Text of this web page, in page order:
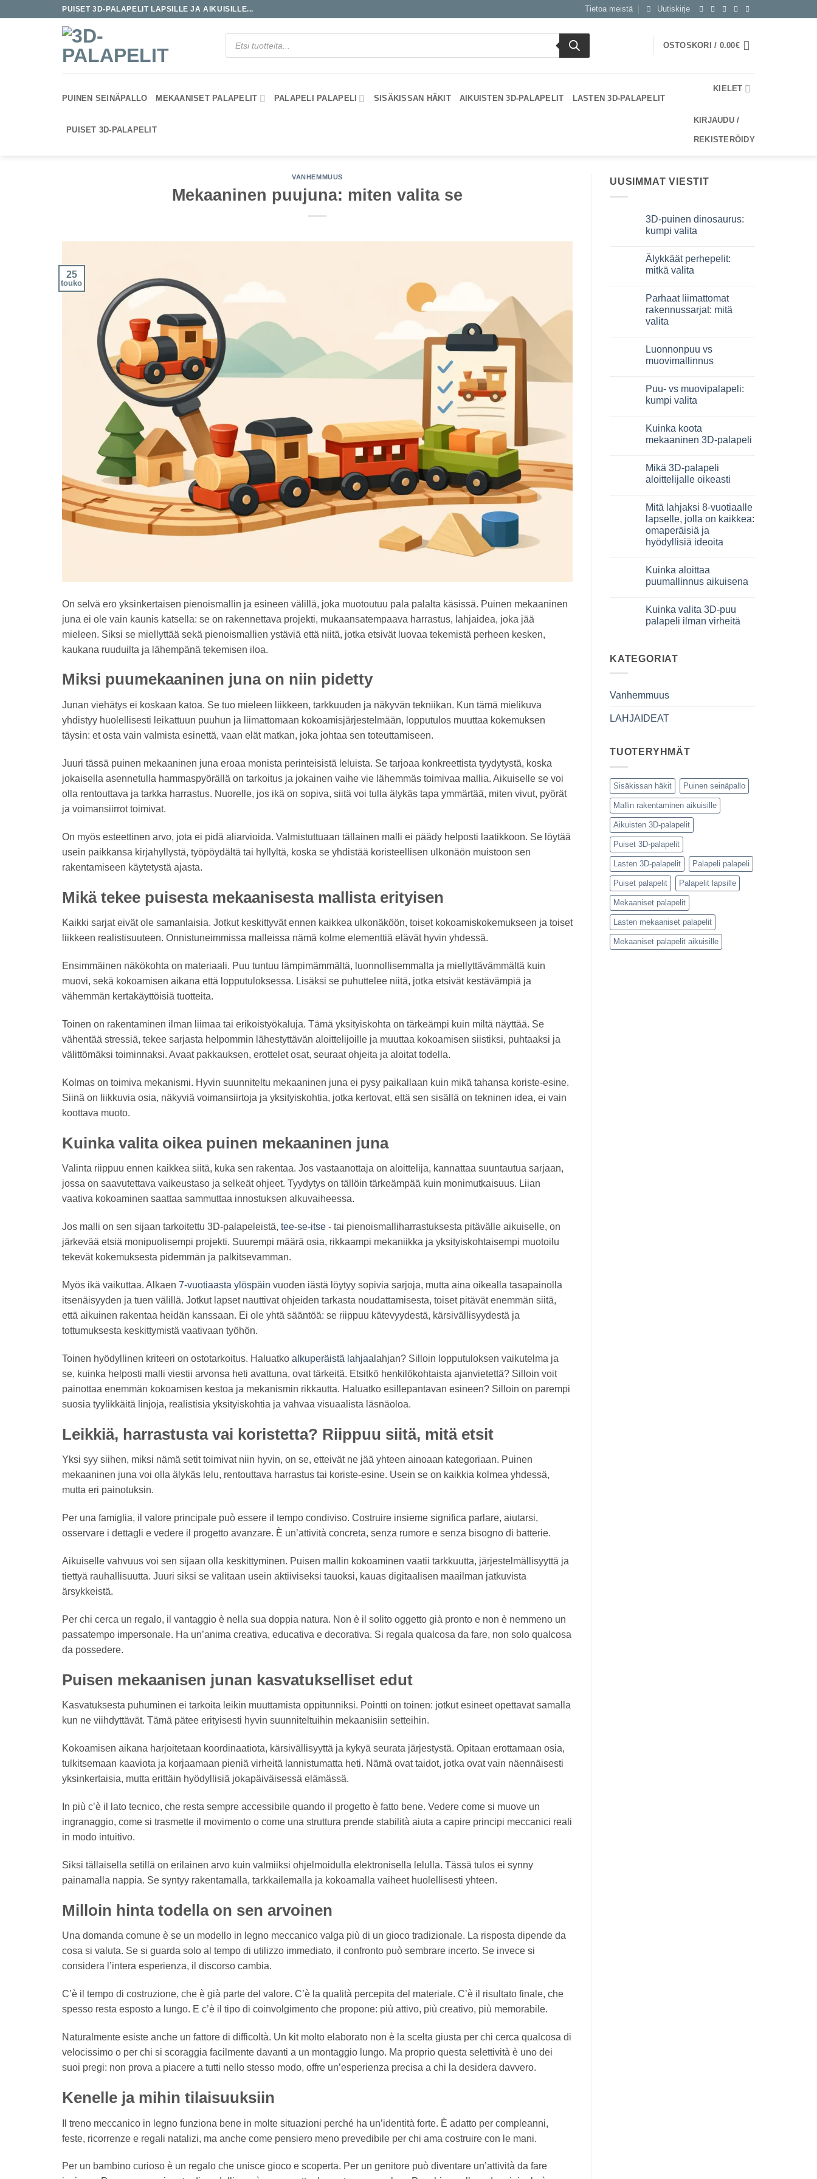
PUISET 3D-PALAPELIT LAPSILLE JA AIKUISILLE... Tietoa meistä Uutiskirje
Products
search
OSTOSKORI / 0.00€
PUINEN SEINÄPALLO MEKAANISET PALAPELIT PALAPELI PALAPELI SISÄKISSAN HÄKIT AIKUISTEN 3D-PALAPELIT LASTEN 3D-PALAPELIT
PUISET 3D-PALAPELIT
KIELET
KIRJAUDU /
REKISTERÖIDY
VANHEMMUUS
Mekaaninen puujuna: miten valita se
25
touko
On selvä ero yksinkertaisen pienoismallin ja esineen välillä, joka muotoutuu pala palalta käsissä. Puinen mekaaninen
juna ei ole vain kaunis katsella: se on rakennettava projekti, mukaansatempaava harrastus, lahjaidea, joka jää
mieleen. Siksi se miellyttää sekä pienoismallien ystäviä että niitä, jotka etsivät luovaa tekemistä perheen kesken,
kaukana ruuduilta ja lähempänä tekemisen iloa.
Miksi puumekaaninen juna on niin pidetty
Junan viehätys ei koskaan katoa. Se tuo mieleen liikkeen, tarkkuuden ja näkyvän tekniikan. Kun tämä mielikuva
yhdistyy huolellisesti leikattuun puuhun ja liimattomaan kokoamisjärjestelmään, lopputulos muuttaa kokemuksen
täysin: et osta vain valmista esinettä, vaan elät matkan, joka johtaa sen toteuttamiseen.
Juuri tässä puinen mekaaninen juna eroaa monista perinteisistä leluista. Se tarjoaa konkreettista tyydytystä, koska
jokaisella asennetulla hammaspyörällä on tarkoitus ja jokainen vaihe vie lähemmäs toimivaa mallia. Aikuiselle se voi
olla rentouttava ja tarkka harrastus. Nuorelle, jos ikä on sopiva, siitä voi tulla älykäs tapa ymmärtää, miten vivut, pyörät
ja voimansiirrot toimivat.
On myös esteettinen arvo, jota ei pidä aliarvioida. Valmistuttuaan tällainen malli ei päädy helposti laatikkoon. Se löytää
usein paikkansa kirjahyllystä, työpöydältä tai hyllyltä, koska se yhdistää koristeellisen ulkonäön muistoon sen
rakentamiseen käytetystä ajasta.
Mikä tekee puisesta mekaanisesta mallista erityisen
Kaikki sarjat eivät ole samanlaisia. Jotkut keskittyvät ennen kaikkea ulkonäköön, toiset kokoamiskokemukseen ja toiset
liikkeen realistisuuteen. Onnistuneimmissa malleissa nämä kolme elementtiä elävät hyvin yhdessä.
Ensimmäinen näkökohta on materiaali. Puu tuntuu lämpimämmältä, luonnollisemmalta ja miellyttävämmältä kuin
muovi, sekä kokoamisen aikana että lopputuloksessa. Lisäksi se puhuttelee niitä, jotka etsivät kestävämpiä ja
vähemmän kertakäyttöisiä tuotteita.
Toinen on rakentaminen ilman liimaa tai erikoistyökaluja. Tämä yksityiskohta on tärkeämpi kuin miltä näyttää. Se
vähentää stressiä, tekee sarjasta helpommin lähestyttävän aloittelijoille ja muuttaa kokoamisen siistiksi, puhtaaksi ja
välittömäksi toiminnaksi. Avaat pakkauksen, erottelet osat, seuraat ohjeita ja aloitat todella.
Kolmas on toimiva mekanismi. Hyvin suunniteltu mekaaninen juna ei pysy paikallaan kuin mikä tahansa koriste-esine.
Siinä on liikkuvia osia, näkyviä voimansiirtoja ja yksityiskohtia, jotka kertovat, että sen sisällä on tekninen idea, ei vain
koottava muoto.
Kuinka valita oikea puinen mekaaninen juna
Valinta riippuu ennen kaikkea siitä, kuka sen rakentaa. Jos vastaanottaja on aloittelija, kannattaa suuntautua sarjaan,
jossa on saavutettava vaikeustaso ja selkeät ohjeet. Tyydytys on tällöin tärkeämpää kuin monimutkaisuus. Liian
vaativa kokoaminen saattaa sammuttaa innostuksen alkuvaiheessa.
Jos malli on sen sijaan tarkoitettu 3D-palapeleistä, tee-se-itse - tai pienoismalliharrastuksesta pitävälle aikuiselle, on
järkevää etsiä monipuolisempi projekti. Suurempi määrä osia, rikkaampi mekaniikka ja yksityiskohtaisempi muotoilu
tekevät kokemuksesta pidemmän ja palkitsevamman.
Myös ikä vaikuttaa. Alkaen 7-vuotiaasta ylöspäin vuoden iästä löytyy sopivia sarjoja, mutta aina oikealla tasapainolla
itsenäisyyden ja tuen välillä. Jotkut lapset nauttivat ohjeiden tarkasta noudattamisesta, toiset pitävät enemmän siitä,
että aikuinen rakentaa heidän kanssaan. Ei ole yhtä sääntöä: se riippuu kätevyydestä, kärsivällisyydestä ja
tottumuksesta keskittymistä vaativaan työhön.
Toinen hyödyllinen kriteeri on ostotarkoitus. Haluatko alkuperäistä lahjaa lahjan? Silloin lopputuloksen vaikutelma ja
se, kuinka helposti malli viestii arvonsa heti avattuna, ovat tärkeitä. Etsitkö henkilökohtaista ajanvietettä? Silloin voit
painottaa enemmän kokoamisen kestoa ja mekanismin rikkautta. Haluatko esillepantavan esineen? Silloin on parempi
suosia tyylikkäitä linjoja, realistisia yksityiskohtia ja vahvaa visuaalista läsnäoloa.
Leikkiä, harrastusta vai koristetta? Riippuu siitä, mitä etsit
Yksi syy siihen, miksi nämä setit toimivat niin hyvin, on se, etteivät ne jää yhteen ainoaan kategoriaan. Puinen
mekaaninen juna voi olla älykäs lelu, rentouttava harrastus tai koriste-esine. Usein se on kaikkia kolmea yhdessä,
mutta eri painotuksin.
Per una famiglia, il valore principale può essere il tempo condiviso. Costruire insieme significa parlare, aiutarsi,
osservare i dettagli e vedere il progetto avanzare. È un’attività concreta, senza rumore e senza bisogno di batterie.
Aikuiselle vahvuus voi sen sijaan olla keskittyminen. Puisen mallin kokoaminen vaatii tarkkuutta, järjestelmällisyyttä ja
tiettyä rauhallisuutta. Juuri siksi se valitaan usein aktiiviseksi tauoksi, kauas digitaalisen maailman jatkuvista
ärsykkeistä.
Per chi cerca un regalo, il vantaggio è nella sua doppia natura. Non è il solito oggetto già pronto e non è nemmeno un
passatempo impersonale. Ha un’anima creativa, educativa e decorativa. Si regala qualcosa da fare, non solo qualcosa
da possedere.
Puisen mekaanisen junan kasvatukselliset edut
Kasvatuksesta puhuminen ei tarkoita leikin muuttamista oppitunniksi. Pointti on toinen: jotkut esineet opettavat samalla
kun ne viihdyttävät. Tämä pätee erityisesti hyvin suunniteltuihin mekaanisiin setteihin.
Kokoamisen aikana harjoitetaan koordinaatiota, kärsivällisyyttä ja kykyä seurata järjestystä. Opitaan erottamaan osia,
tulkitsemaan kaaviota ja korjaamaan pieniä virheitä lannistumatta heti. Nämä ovat taidot, jotka ovat vain näennäisesti
yksinkertaisia, mutta erittäin hyödyllisiä jokapäiväisessä elämässä.
In più c’è il lato tecnico, che resta sempre accessibile quando il progetto è fatto bene. Vedere come si muove un
ingranaggio, come si trasmette il movimento o come una struttura prende stabilità aiuta a capire principi meccanici reali
in modo intuitivo.
Siksi tällaisella setillä on erilainen arvo kuin valmiiksi ohjelmoidulla elektronisella lelulla. Tässä tulos ei synny
painamalla nappia. Se syntyy rakentamalla, tarkkailemalla ja kokoamalla vaiheet huolellisesti yhteen.
Milloin hinta todella on sen arvoinen
Una domanda comune è se un modello in legno meccanico valga più di un gioco tradizionale. La risposta dipende da
cosa si valuta. Se si guarda solo al tempo di utilizzo immediato, il confronto può sembrare incerto. Se invece si
considera l’intera esperienza, il discorso cambia.
C’è il tempo di costruzione, che è già parte del valore. C’è la qualità percepita del materiale. C’è il risultato finale, che
spesso resta esposto a lungo. E c’è il tipo di coinvolgimento che propone: più attivo, più creativo, più memorabile.
Naturalmente esiste anche un fattore di difficoltà. Un kit molto elaborato non è la scelta giusta per chi cerca qualcosa di
velocissimo o per chi si scoraggia facilmente davanti a un montaggio lungo. Ma proprio questa selettività è uno dei
suoi pregi: non prova a piacere a tutti nello stesso modo, offre un’esperienza precisa a chi la desidera davvero.
Kenelle ja mihin tilaisuuksiin
Il treno meccanico in legno funziona bene in molte situazioni perché ha un’identità forte. È adatto per compleanni,
feste, ricorrenze e regali natalizi, ma anche come pensiero meno prevedibile per chi ama costruire con le mani.
Per un bambino curioso è un regalo che unisce gioco e scoperta. Per un genitore può diventare un’attività da fare
UUSIMMAT VIESTIT
3D-puinen dinosaurus:
kumpi valita
artikkeliin
Dinosauro
3D
quale
scegliere
Älykkäät perhepelit:
mitkä valita
artikkeliin
Giochi
intelligenti
per
scegliere
Parhaat liimattomat
rakennussarjat: mitä
valita
artikkeliin
kit
colla:
quali
scegliere
Luonnonpuu vs
muovimallinnus
artikkeliin
Legno
naturale
modellismo
Puu- vs muovipalapeli:
kumpi valita
artikkeliin
Puzzle
legno
cosa
scegliere
Kuinka koota
mekaaninen 3D-palapeli
artikkeliin
Come
assemblare
3D
meccanico
Mikä 3D-palapeli
aloittelijalle oikeasti
artikkeliin
Quale
puzzle
3D
per
iniziare
Mitä lahjaksi 8-vuotiaalle
lapselle, jolla on kaikkea:
omaperäisiä ja
hyödyllisiä ideoita
artikkeliin
regalare
bambino
8
tutto:
idee
Kuinka aloittaa
puumallinnus aikuisena
artikkeliin
Come
iniziare
Kuinka valita 3D-puu
palapeli ilman virheitä
Come
scegliere
senza
KATEGORIAT
Vanhemmuus
LAHJAIDEAT
TUOTERYHMÄT
Sisäkissan häkit Puinen seinäpallo
Mallin rakentaminen aikuisille
Aikuisten 3D-palapelit
Puiset 3D-palapelit
Lasten 3D-palapelit Palapeli palapeli
Puiset palapelit Palapelit lapsille
Mekaaniset palapelit
Lasten mekaaniset palapelit
Mekaaniset palapelit aikuisille